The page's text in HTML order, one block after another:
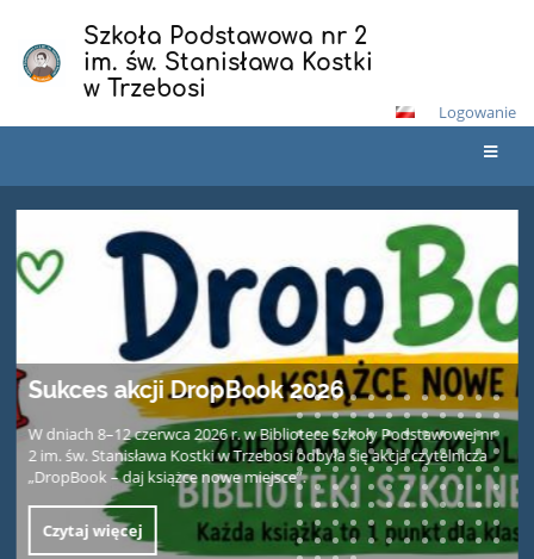
Szkoła Podstawowa nr 2
im. św. Stanisława Kostki
w Trzebosi
Logowanie
Pełen atrakcji dzień na Ranczu Stodoła
10 czerwca 2026 r. dzieci z oddziału przedszkolnego oraz uczniowie
klas I–III uczestniczyli w wycieczce do Rancza Stodoła w Pstrągowej.
Wyjazd okazał się bardzo udany. Mimo wcześniejszych obaw
pogoda dopisała, dzięki czemu dzieci mogły skorzystać
ze wszystkich przygotowanych atrakcji. Uczestnicy odwiedzili park
linowy, zjeżdżali na oponach i dmuchańcach oraz weszli na wieżę
widokową, z której podziwiali piękne krajobrazy okolicy. Dużym
zainteres
Czytaj więcej